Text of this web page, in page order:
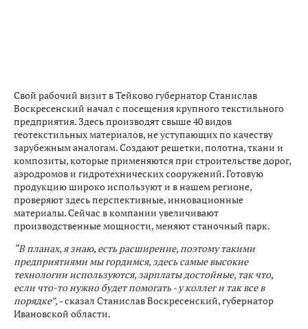
Свой рабочий визит в Тейково губернатор Станислав
Воскресенский начал с посещения крупного текстильного
предприятия. Здесь производят свыше 40 видов
геотекстильных материалов, не уступающих по качеству
зарубежным аналогам. Создают решетки, полотна, ткани и
композиты, которые применяются при строительстве дорог,
аэродромов и гидротехнических сооружений. Готовую
продукцию широко используют и в нашем регионе,
проверяют здесь перспективные, инновационные
материалы. Сейчас в компании увеличивают
производственные мощности, меняют станочный парк.
“В планах, я знаю, есть расширение, поэтому такими
предприятиями мы гордимся, здесь самые высокие
технологии используются, зарплаты достойные, так что,
если что-то нужно будет помогать - у коллег и так все в
порядке”, - сказал Станислав Воскресенский, губернатор
Ивановской области.